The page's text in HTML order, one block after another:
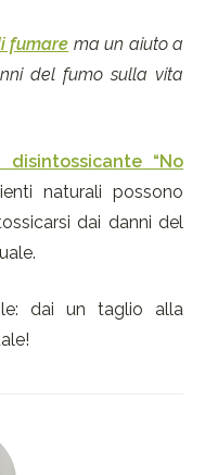
fumare ma un aiuto a
del fumo sulla vita
“No
naturali possono
dai danni del
dai un taglio alla